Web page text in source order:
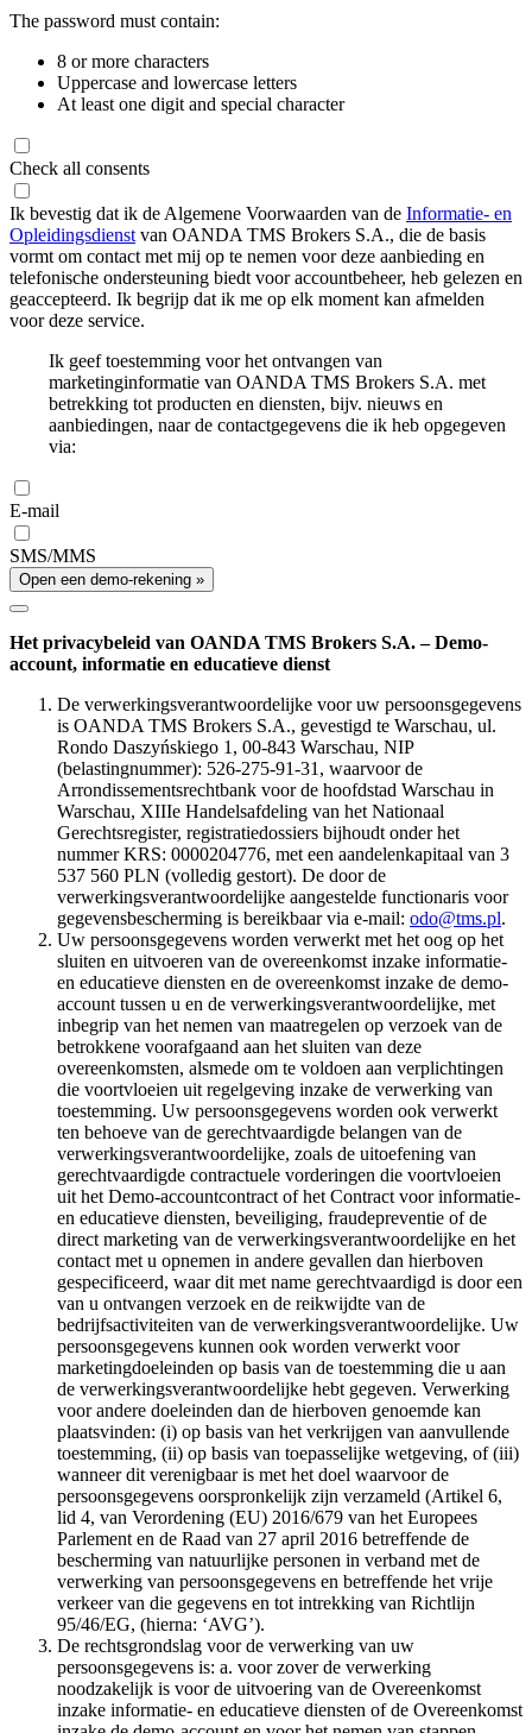
The password must contain:
8 or more characters
Uppercase and lowercase letters
At least one digit and special character
Check all consents
Ik bevestig dat ik de Algemene Voorwaarden van de Informatie- en
Opleidingsdienst van OANDA TMS Brokers S.A., die de basis
vormt om contact met mij op te nemen voor deze aanbieding en
telefonische ondersteuning biedt voor accountbeheer, heb gelezen en
geaccepteerd. Ik begrijp dat ik me op elk moment kan afmelden
voor deze service.
Ik geef toestemming voor het ontvangen van
marketinginformatie van OANDA TMS Brokers S.A. met
betrekking tot producten en diensten, bijv. nieuws en
aanbiedingen, naar de contactgegevens die ik heb opgegeven
via:
E-mail
SMS/MMS
Open een demo-rekening »
Het privacybeleid van OANDA TMS Brokers S.A. – Demo-
account, informatie en educatieve dienst
De verwerkingsverantwoordelijke voor uw persoonsgegevens
is OANDA TMS Brokers S.A., gevestigd te Warschau, ul.
Rondo Daszyńskiego 1, 00-843 Warschau, NIP
(belastingnummer): 526-275-91-31, waarvoor de
Arrondissementsrechtbank voor de hoofdstad Warschau in
Warschau, XIIIe Handelsafdeling van het Nationaal
Gerechtsregister, registratiedossiers bijhoudt onder het
nummer KRS: 0000204776, met een aandelenkapitaal van 3
537 560 PLN (volledig gestort). De door de
verwerkingsverantwoordelijke aangestelde functionaris voor
gegevensbescherming is bereikbaar via e-mail: odo@tms.pl.
Uw persoonsgegevens worden verwerkt met het oog op het
sluiten en uitvoeren van de overeenkomst inzake informatie-
en educatieve diensten en de overeenkomst inzake de demo-
account tussen u en de verwerkingsverantwoordelijke, met
inbegrip van het nemen van maatregelen op verzoek van de
betrokkene voorafgaand aan het sluiten van deze
overeenkomsten, alsmede om te voldoen aan verplichtingen
die voortvloeien uit regelgeving inzake de verwerking van
toestemming. Uw persoonsgegevens worden ook verwerkt
ten behoeve van de gerechtvaardigde belangen van de
verwerkingsverantwoordelijke, zoals de uitoefening van
gerechtvaardigde contractuele vorderingen die voortvloeien
uit het Demo-accountcontract of het Contract voor informatie-
en educatieve diensten, beveiliging, fraudepreventie of de
direct marketing van de verwerkingsverantwoordelijke en het
contact met u opnemen in andere gevallen dan hierboven
gespecificeerd, waar dit met name gerechtvaardigd is door een
van u ontvangen verzoek en de reikwijdte van de
bedrijfsactiviteiten van de verwerkingsverantwoordelijke. Uw
persoonsgegevens kunnen ook worden verwerkt voor
marketingdoeleinden op basis van de toestemming die u aan
de verwerkingsverantwoordelijke hebt gegeven. Verwerking
voor andere doeleinden dan de hierboven genoemde kan
plaatsvinden: (i) op basis van het verkrijgen van aanvullende
toestemming, (ii) op basis van toepasselijke wetgeving, of (iii)
wanneer dit verenigbaar is met het doel waarvoor de
persoonsgegevens oorspronkelijk zijn verzameld (Artikel 6,
lid 4, van Verordening (EU) 2016/679 van het Europees
Parlement en de Raad van 27 april 2016 betreffende de
bescherming van natuurlijke personen in verband met de
verwerking van persoonsgegevens en betreffende het vrije
verkeer van die gegevens en tot intrekking van Richtlijn
95/46/EG, (hierna: ‘AVG’).
De rechtsgrondslag voor de verwerking van uw
persoonsgegevens is: a. voor zover de verwerking
noodzakelijk is voor de uitvoering van de Overeenkomst
inzake informatie- en educatieve diensten of de Overeenkomst